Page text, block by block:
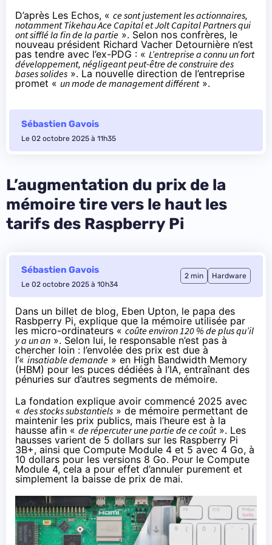
D’après Les Echos, « ce sont justement les actionnaires,
notamment Tikehau Ace Capital et Jolt Capital Partners qui
ont sifflé la fin de la partie ». Selon nos confrères, le
nouveau président Richard Vacher Detournière n’est
pas tendre avec l’ex-PDG : « L’entreprise a connu un fort
développement, négligeant peut-être de construire des
bases solides ». La nouvelle direction de l’entreprise
promet « un mode de management différent».
Sébastien Gavois
Le 02 octobre 2025 à 11h35
L’augmentation du prix de la
mémoire tire vers le haut les
tarifs des Raspberry Pi
Sébastien Gavois
Le 02 octobre 2025 à 10h34
2 min Hardware
Dans un billet de blog, Eben Upton, le papa des
Rasbperry Pi, explique que la mémoire utilisée par
les micro-ordinateurs « coûte environ 120 % de plus qu’il
y a un an ». Selon lui, le responsable n’est pas à
chercher loin : l’envolée des prix est due à
l’« insatiable demande » en High Bandwidth Memory
(HBM) pour les puces dédiées à l’IA, entraînant des
pénuries sur d’autres segments de mémoire.
La fondation explique avoir commencé 2025 avec
« des stocks substantiels » de mémoire permettant de
maintenir les prix publics, mais l’heure est à la
hausse afin «de répercuter une partie de ce coût». Les
hausses varient de 5 dollars sur les Raspberry Pi
3B+, ainsi que Compute Module 4 et 5 avec 4 Go, à
10 dollars pour les versions 8 Go. Pour le Compute
Module 4, cela a pour effet d’annuler purement et
simplement la baisse de prix de mai.